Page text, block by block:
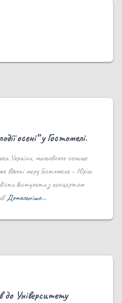
осені” у Гостомелі.
України, мальовниче селище
вдячні меру Гостомеля – Юрію
виступити з концертом
Детальніше…
до Університету